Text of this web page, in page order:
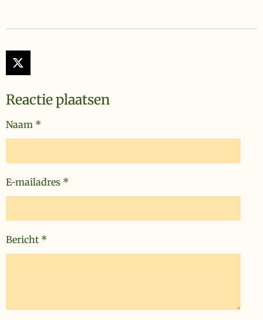
X
Reactie plaatsen
Naam *
E-mailadres *
Bericht *